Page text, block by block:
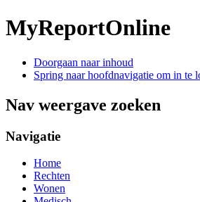
MyReportOnline
Doorgaan naar inhoud
Spring naar hoofdnavigatie om in te
Nav weergave zoeken
Navigatie
Home
Rechten
Wonen